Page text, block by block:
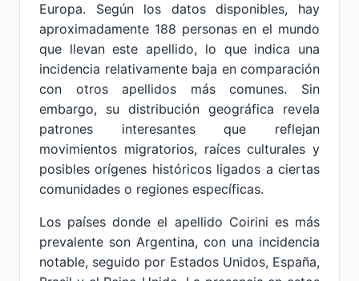
Europa. Según los datos disponibles, hay
aproximadamente 188 personas en el mundo
que llevan este apellido, lo que indica una
incidencia relativamente baja en comparación
con otros apellidos más comunes. Sin
embargo, su distribución geográfica revela
patrones interesantes que reflejan
movimientos migratorios, raíces culturales y
posibles orígenes históricos ligados a ciertas
comunidades o regiones específicas.
Los países donde el apellido Coirini es más
prevalente son Argentina, con una incidencia
notable, seguido por Estados Unidos, España,